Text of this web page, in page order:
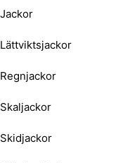
Jackor
Lättviktsjackor
Regnjackor
Skaljackor
Skidjackor